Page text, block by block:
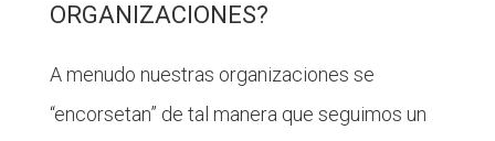
ORGANIZACIONES?
A menudo nuestras organizaciones se
“encorsetan” de tal manera que seguimos un